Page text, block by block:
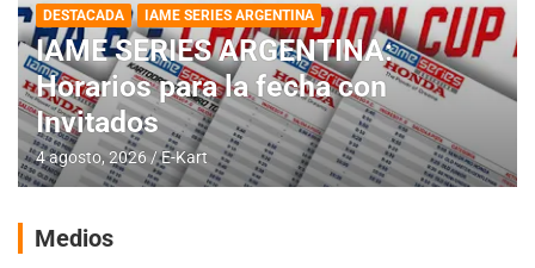
DESTACADA IAME SERIES ARGENTINA
IAME SERIES ARGENTINA:
Horarios para la fecha con
Invitados
4 agosto, 2026 E-Kart
Medios